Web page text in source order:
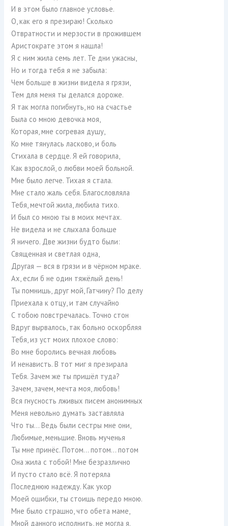
И в этом было главное условье.
О, как его я презираю! Сколько
Отвратности и мерзости в прожившем
Аристократе этом я нашла!
Я с ним жила семь лет. Те дни ужасны,
Но и тогда тебя я не забыла:
Чем больше в жизни видела я грязи,
Тем для меня ты делался дороже.
Я так могла погибнуть, но на счастье
Была со мною девочка моя,
Которая, мне согревая душу,
Ко мне тянулась ласково, и боль
Стихала в сердце. Я ей говорила,
Как взрослой, о любви моей больной.
Мне было легче. Тихая я стала.
Мне стало жаль себя. Благословляла
Тебя, мечтой жила, любила тихо.
И был со мною ты в моих мечтах.
Не видела и не слыхала больше
Я ничего. Две жизни будто были:
Священная и светлая одна,
Другая — вся в грязи и в чёрном мраке.
Ах, если б не один тяжёлый день!
Ты помнишь, друг мой, Гатчину? По делу
Приехала к отцу, и там случайно
С тобою повстречалась. Точно стон
Вдруг вырвалось, так больно оскорбляя
Тебя, из уст моих плохое слово:
Во мне боролись вечная любовь
И ненависть. В тот миг я презирала
Тебя. Зачем же ты пришёл туда?
Зачем, зачем, мечта моя, любовь!
Вся гнусность лживых писем анонимных
Меня невольно думать заставляла
Что ты… Ведь были сестры мне они,
Любимые, меньшие. Вновь мученья
Ты мне принёс. Потом… потом… потом
Она жила с тобой! Мне безразлично
И пусто стало всё. Я потеряла
Последнюю надежду. Как укор
Моей ошибки, ты стоишь передо мною.
Мне было страшно, что обета маме,
Мной данного исполнить, не могла я.